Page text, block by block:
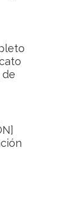
de